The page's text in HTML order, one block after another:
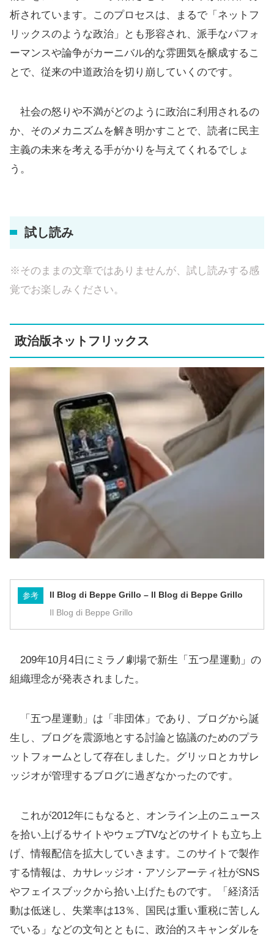
析されています。このプロセスは、まるで「ネットフ
リックスのような政治」とも形容され、派手なパフォ
ーマンスや論争がカーニバル的な雰囲気を醸成するこ
とで、従来の中道政治を切り崩していくのです。
社会の怒りや不満がどのように政治に利用されるの
か、そのメカニズムを解き明かすことで、読者に民主
主義の未来を考える手がかりを与えてくれるでしょ
う。
試し読み
※そのままの文章ではありませんが、試し読みする感
覚でお楽しみください。
政治版ネットフリックス
参考 Il Blog di Beppe Grillo – Il Blog di Beppe Grillo
Il Blog di Beppe Grillo
209年10月4日にミラノ劇場で新生「五つ星運動」の
組織理念が発表されました。
「五つ星運動」は「非団体」であり、ブログから誕
生し、ブログを震源地とする討論と協議のためのプラ
ットフォームとして存在しました。グリッロとカサレ
ッジオが管理するブログに過ぎなかったのです。
これが2012年にもなると、オンライン上のニュース
を拾い上げるサイトやウェブTVなどのサイトも立ち上
げ、情報配信を拡大していきます。このサイトで製作
する情報は、カサレッジオ・アソシアーティ社がSNS
やフェイスブックから拾い上げたものです。「経済活
動は低迷し、失業率は13％、国民は重い重税に苦しん
でいる」などの文句とともに、政治的スキャンダルを